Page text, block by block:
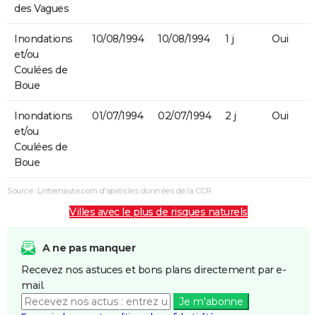
des Vagues
Inondations
et/ou
Coulées de
Boue
10/08/1994 10/08/1994 1 j Oui
Inondations
et/ou
Coulées de
Boue
01/07/1994 02/07/1994 2 j Oui
Source : Linternaute.com d'après les données de la CCR
Villes avec le plus de risques naturels
A ne pas manquer
Recevez nos astuces et bons plans directement par e-
mail.
Je m'abonne